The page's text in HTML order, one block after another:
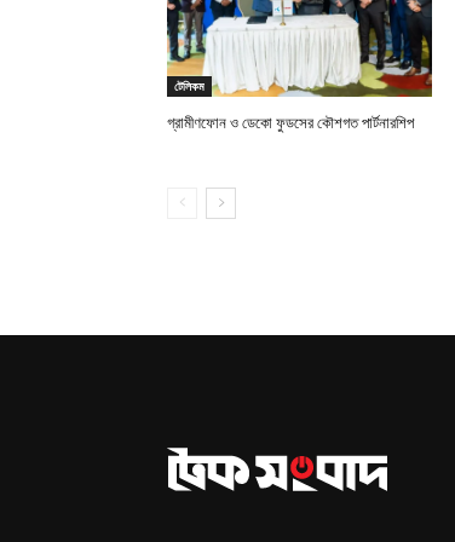
টেলিকম
গ্রামীণফোন ও ডেকো ফুডসের কৌশগত পার্টনারশিপ